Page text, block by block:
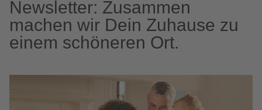
Newsletter: Zusammen
machen wir Dein Zuhause zu
einem schöneren Ort.